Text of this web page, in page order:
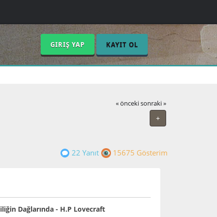
GIRIŞ YAP KAYIT OL
« önceki sonraki »
+
22 Yanıt 15675 Gösterim
Dağlarında - H.P Lovecraft